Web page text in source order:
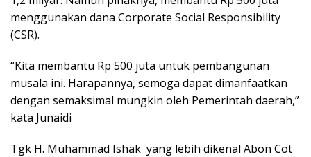
menggunakan dana Corporate Social Responsibility
(CSR).
“Kita membantu Rp 500 juta untuk pembangunan
musala ini. Harapannya, semoga dapat dimanfaatkan
dengan semaksimal mungkin oleh Pemerintah daerah,”
kata Junaidi
Tgk H. Muhammad Ishak yang lebih dikenal Abon Cot